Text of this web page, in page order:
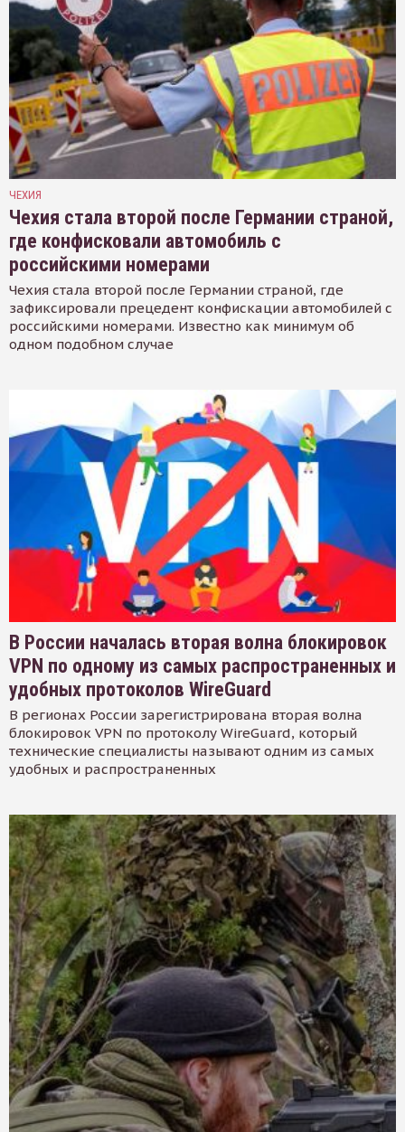
ЧЕХИЯ
Чехия стала второй после Германии страной,
где конфисковали автомобиль с
российскими номерами
Чехия стала второй после Германии страной, где
зафиксировали прецедент конфискации автомобилей с
российскими номерами. Известно как минимум об
одном подобном случае
В России началась вторая волна блокировок
VPN по одному из самых распространенных и
удобных протоколов WireGuard
В регионах России зарегистрирована вторая волна
блокировок VPN по протоколу WireGuard, который
технические специалисты называют одним из самых
удобных и распространенных